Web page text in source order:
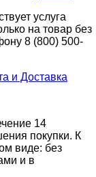
услуга
на товар без
8 (800) 500-
и Доставка
14
покупки. К
виде: без
и в